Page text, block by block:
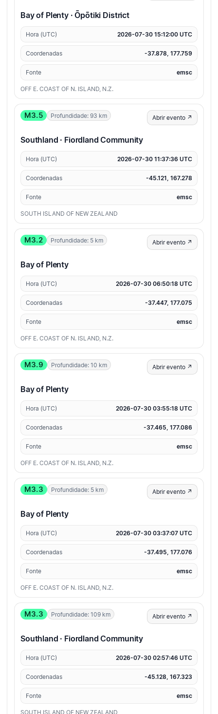
Bay of Plenty · Ōpōtiki District
Hora (UTC) 2026-07-30 15:12:00 UTC
Coordenadas -37.878, 177.759
Fonte emsc
OFF E. COAST OF N. ISLAND, N.Z.
M3.5 Profundidade: 93 km Abrir evento ↗
Southland · Fiordland Community
Hora (UTC) 2026-07-30 11:37:36 UTC
Coordenadas -45.121, 167.278
Fonte emsc
SOUTH ISLAND OF NEW ZEALAND
M3.2 Profundidade: 5 km Abrir evento ↗
Bay of Plenty
Hora (UTC) 2026-07-30 06:50:18 UTC
Coordenadas -37.447, 177.075
Fonte emsc
OFF E. COAST OF N. ISLAND, N.Z.
M3.9 Profundidade: 10 km Abrir evento ↗
Bay of Plenty
Hora (UTC) 2026-07-30 03:55:18 UTC
Coordenadas -37.465, 177.086
Fonte emsc
OFF E. COAST OF N. ISLAND, N.Z.
M3.3 Profundidade: 5 km Abrir evento ↗
Bay of Plenty
Hora (UTC) 2026-07-30 03:37:07 UTC
Coordenadas -37.495, 177.076
Fonte emsc
OFF E. COAST OF N. ISLAND, N.Z.
M3.3 Profundidade: 109 km Abrir evento ↗
Southland · Fiordland Community
Hora (UTC) 2026-07-30 02:57:46 UTC
Coordenadas -45.128, 167.323
Fonte emsc
SOUTH ISLAND OF NEW ZEALAND